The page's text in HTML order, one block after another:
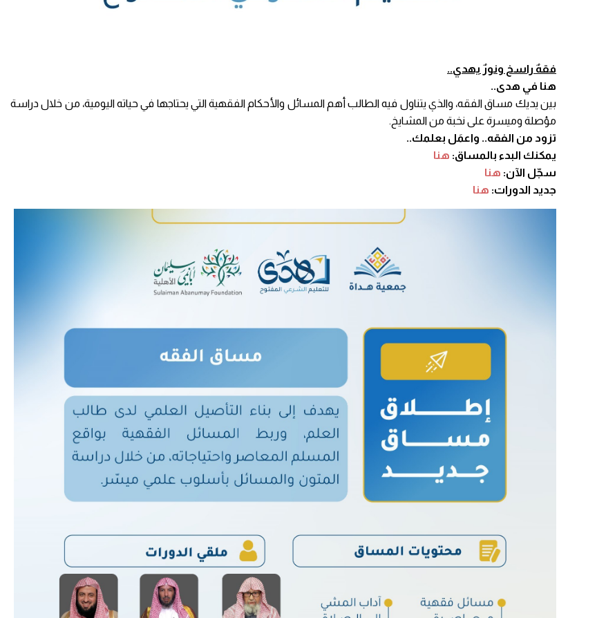
فقهٌ راسخ ونورٌ يهدي..
هنا في هدى..
بين يديك مساق الفقه، والذي يتناول فيه الطالب أهم المسائل والأحكام الفقهية التي يحتاجها في حياته اليومية، من خلال دراسة
مؤصلة وميسرة على نخبة من المشايخ.
تزود من الفقه.. واعمَل بعلمك..
يمكنك البدء بالمساق: هنا
سجّل الآن: هنا
جديد الدورات: هنا